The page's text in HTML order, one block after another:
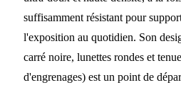
suffisamment résistant pour
l'exposition au quotidien. Son
carré noire, lunettes rondes et
d'engrenages) est un point de